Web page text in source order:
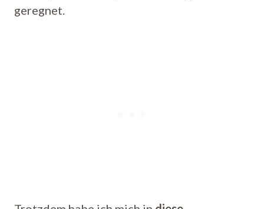
geregnet.